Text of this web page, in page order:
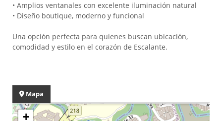
• Amplios ventanales con excelente iluminación natural
• Diseño boutique, moderno y funcional
Una opción perfecta para quienes buscan ubicación,
comodidad y estilo en el corazón de Escalante.
Mapa
+